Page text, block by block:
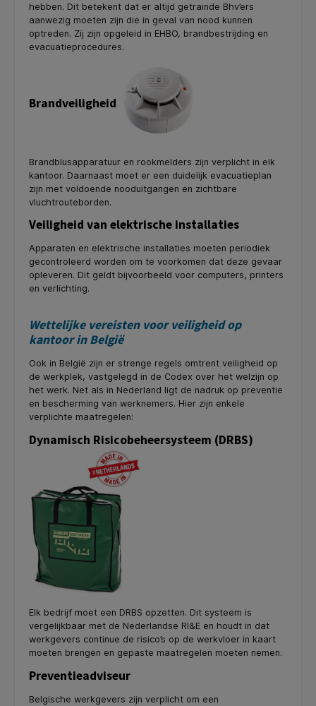
hebben. Dit betekent dat er altijd getrainde Bhv’ers
aanwezig moeten zijn die in geval van nood kunnen
optreden. Zij zijn opgeleid in EHBO, brandbestrijding en
evacuatieprocedures.
Brandveiligheid
Brandblusapparatuur en rookmelders zijn verplicht in elk
kantoor. Daarnaast moet er een duidelijk evacuatieplan
zijn met voldoende nooduitgangen en zichtbare
vluchtrouteborden.
Veiligheid van elektrische installaties
Apparaten en elektrische installaties moeten periodiek
gecontroleerd worden om te voorkomen dat deze gevaar
opleveren. Dit geldt bijvoorbeeld voor computers, printers
en verlichting.
Wettelijke vereisten voor veiligheid op
kantoor in België
Ook in België zijn er strenge regels omtrent veiligheid op
de werkplek, vastgelegd in de Codex over het welzijn op
het werk. Net als in Nederland ligt de nadruk op preventie
en bescherming van werknemers. Hier zijn enkele
verplichte maatregelen:
Dynamisch Risicobeheersysteem (DRBS)
Elk bedrijf moet een DRBS opzetten. Dit systeem is
vergelijkbaar met de Nederlandse RI&E en houdt in dat
werkgevers continue de risico’s op de werkvloer in kaart
moeten brengen en gepaste maatregelen moeten nemen.
Preventieadviseur
Belgische werkgevers zijn verplicht om een